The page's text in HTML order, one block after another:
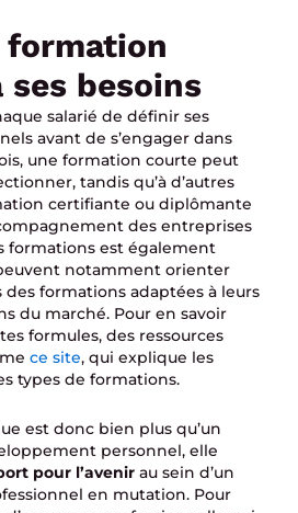
formation
ses besoins
salarié de définir ses
avant de s’engager dans
une formation courte peut
tandis qu’à d’autres
certifiante ou diplômante
des entreprises
formations est également
notamment orienter
des formations adaptées à leurs
du marché. Pour en savoir
formules, des ressources
ce site, qui explique les
types de formations.
est donc bien plus qu’un
personnel, elle
pour l’avenir au sein d’un
en mutation. Pour